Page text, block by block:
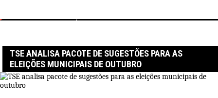
TSE ANALISA PACOTE DE SUGESTÕES PARA AS
ELEIÇÕES MUNICIPAIS DE OUTUBRO